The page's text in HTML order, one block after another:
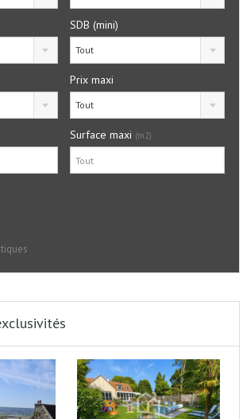
SDB (mini)
Tout
Prix maxi
Tout
Surface maxi (m2)